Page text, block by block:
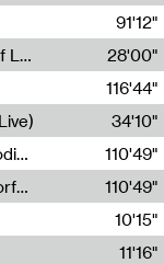
91'12"
Radia Show #1112 : The Sonic Epidermis of Lake Léman by Paul Courlet / Guest Slot
28'00"
116'44"
34'10"
Écouter sans les yeux : Liza Maignan & Elodie Lecat
110'49"
Écouter sans les yeux : Esther Meunier Corfdyr
110'49"
10'15"
11'16"